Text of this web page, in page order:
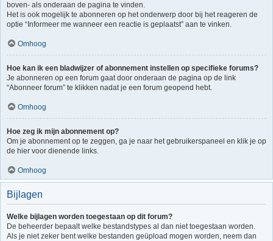
boven- als onderaan de pagina te vinden.
Het is ook mogelijk te abonneren op het onderwerp door bij het reageren de
optie “Informeer me wanneer een reactie is geplaatst” aan te vinken.
Omhoog
Hoe kan ik een bladwijzer of abonnement instellen op specifieke forums?
Je abonneren op een forum gaat door onderaan de pagina op de link
“Abonneer forum” te klikken nadat je een forum geopend hebt.
Omhoog
Hoe zeg ik mijn abonnement op?
Om je abonnement op te zeggen, ga je naar het gebruikerspaneel en klik je op
de hier voor dienende links.
Omhoog
Bijlagen
Welke bijlagen worden toegestaan op dit forum?
De beheerder bepaalt welke bestandstypes al dan niet toegestaan worden.
Als je niet zeker bent welke bestanden geüpload mogen worden, neem dan